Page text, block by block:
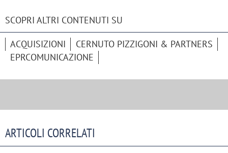
SCOPRI ALTRI CONTENUTI SU
ACQUISIZIONI
CERNUTO PIZZIGONI & PARTNERS
EPRCOMUNICAZIONE
ARTICOLI CORRELATI